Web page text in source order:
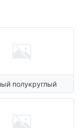
полукруглый